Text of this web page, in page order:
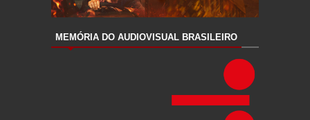
MEMÓRIA DO AUDIOVISUAL BRASILEIRO